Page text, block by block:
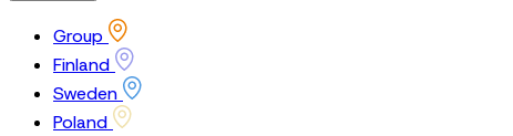
Group
Finland
Sweden
Poland